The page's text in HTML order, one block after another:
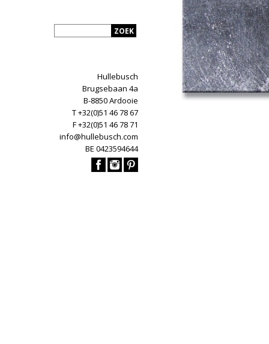
Hullebusch
Brugsebaan 4a
B-8850 Ardooie
T +32(0)51 46 78 67
F +32(0)51 46 78 71
info@hullebusch.com
BE 0423594644